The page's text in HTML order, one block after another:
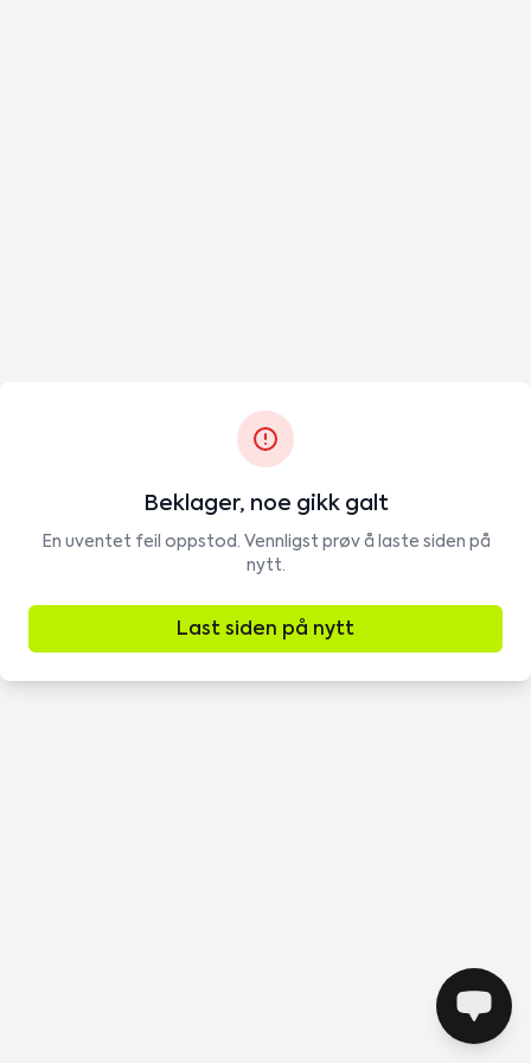
Beklager, noe gikk galt
En uventet feil oppstod. Vennligst prøv å laste siden på
nytt.
Last siden på nytt